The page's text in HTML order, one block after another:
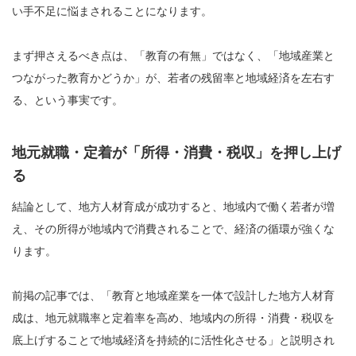
い手不足に悩まされることになります。
まず押さえるべき点は、「教育の有無」ではなく、「地域産業と
つながった教育かどうか」が、若者の残留率と地域経済を左右す
る、という事実です。
地元就職・定着が「所得・消費・税収」を押し上げ
る
結論として、地方人材育成が成功すると、地域内で働く若者が増
え、その所得が地域内で消費されることで、経済の循環が強くな
ります。
前掲の記事では、「教育と地域産業を一体で設計した地方人材育
成は、地元就職率と定着率を高め、地域内の所得・消費・税収を
底上げすることで地域経済を持続的に活性化させる」と説明され